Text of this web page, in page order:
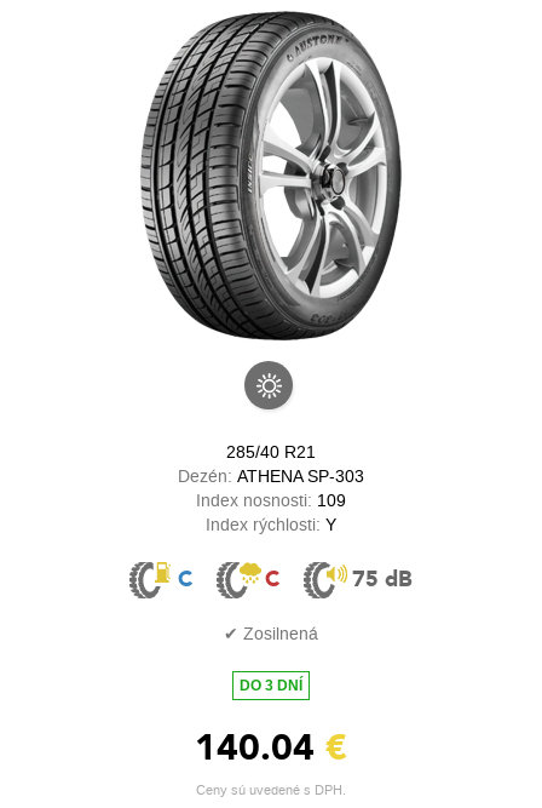
285/40 R21
Dezén: ATHENA SP-303
Index nosnosti: 109
Index rýchlosti: Y
C C 75 dB
✔ Zosilnená
DO 3 DNÍ
140.04 €
Ceny sú uvedené s DPH.